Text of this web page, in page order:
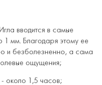
вводится в самые
1 мм. Благодаря этому ее
и безболезненно, а сама
ощущения;
около 1,5 часов;